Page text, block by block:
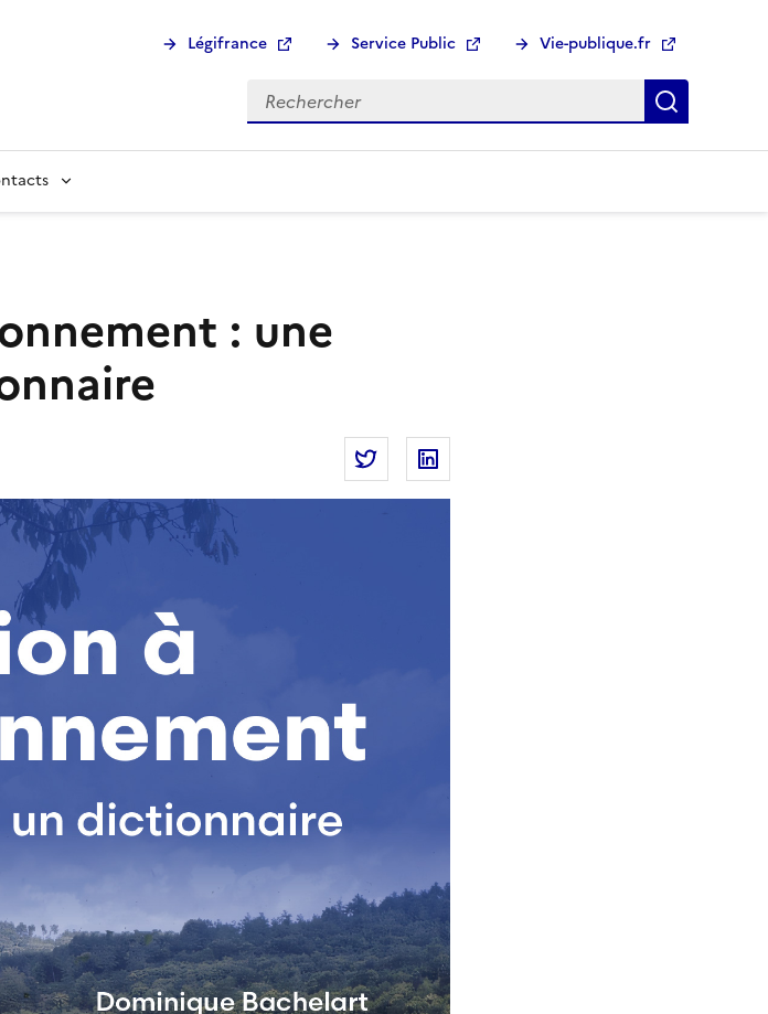
Légifrance Service Public Vie-publique.fr
Rechercher :
: une
Partager la page
Partager Éducation à l’environnement :